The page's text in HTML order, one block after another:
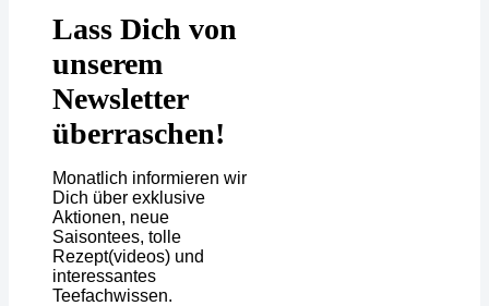
Lass Dich von
unserem
Newsletter
überraschen!
Monatlich informieren wir
Dich über exklusive
Aktionen, neue
Saisontees, tolle
Rezept(videos) und
interessantes
Teefachwissen.